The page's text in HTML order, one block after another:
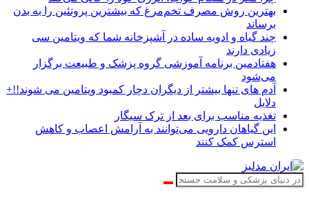
بهترین روش مصرف تخم‌مرغ که بیشترین پروتئین را به بدن
برساند
چند گیاه و ادویه ساده در آشپزخانه شما که ویتامین سی
زیادی دارند
هفتادمین برنامه آموزشی گروه پزشک و طبیعت برگزار
می‌شود
آدم های تنها بیشتر از دیگران دچار کمبود ویتامین می شوند!!+
دلایل
تغذیه مناسب برای بعد از ترک سیگار
این گیاهان دارویی می‌توانند به آرامش اعصاب و کاهش
استرس کمک کنند